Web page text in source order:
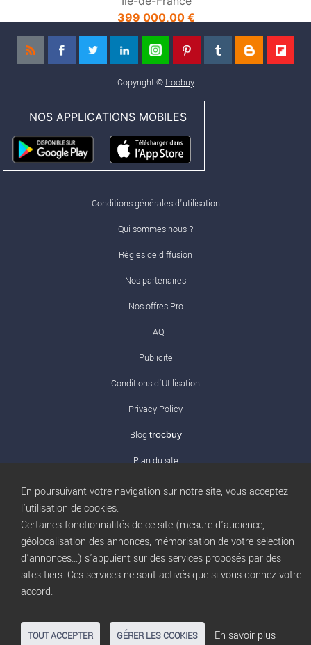
399 000,00 €
Copyright ©trocbuy
NOS APPLICATIONS MOBILES
Conditions générales d'utilisation
Qui sommes nous ?
Règles de diffusion
Nos partenaires
Nos offres Pro
FAQ
Publicité
Conditions d’Utilisation
Privacy Policy
Blog trocbuy
Plan du site
Gestion des cookies
En poursuivant votre navigation sur notre site, vous acceptez
l'utilisation de cookies.
Certaines fonctionnalités de ce site (mesure d'audience,
géolocalisation des annonces, mémorisation de votre sélection
d'annonces...) s'appuient sur des services proposés par des
sites tiers. Ces services ne sont activés que si vous donnez votre
accord.
TOUT ACCEPTER GÉRER LES COOKIES En savoir plus